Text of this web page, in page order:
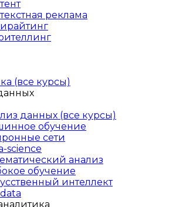
реклама
(все курсы)
данных (все курсы)
обучение
сети
science
анализ
обучение
интеллект